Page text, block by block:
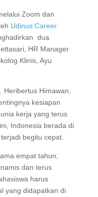
Zoom dan
Udinus Career
dua
HR Manager
Klinis, Ayu
Heribertus Himawan,
kesiapan
kerja yang terus
Indonesia berada di
begitu cepat.
empat tahun,
dan terus
harus
yang didapatkan di